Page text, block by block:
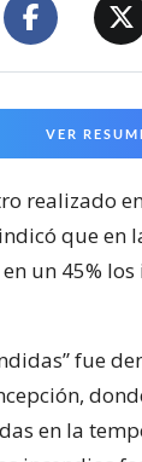
VER
realizado
que en
un 45%
fue
en la